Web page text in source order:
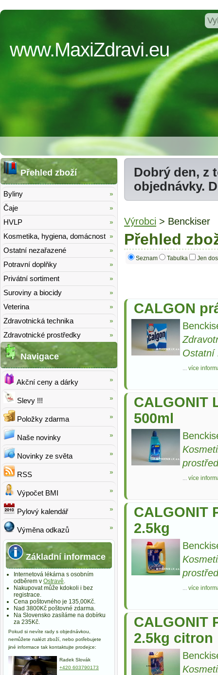
www.MaxiZdravi.eu
Dobrý den, z
objednávky.
Výrobci > Benckiser
Přehled
Seznam Tabulka Jen
CALGON
Ostatní
... více
CALGONIT
500ml
... více
CALGONIT
2.5kg
... více
CALGONIT
2.5kg citron
Přehled zboží
Byliny
Čaje
HVLP
Kosmetika, hygiena, domácnost
Ostatní nezařazené
Potravní doplňky
Privátní sortiment
Suroviny a biocidy
Veterina
Zdravotnická technika
Zdravotnické prostředky
Navigace
Akční ceny a dárky
Slevy !!!
Položky zdarma
Naše novinky
Novinky ze světa
RSS
Výpočet BMI
Pylový kalendář
Výměna odkazů
Základní informace
Internetová lékárna s osobním
odběrem v Ostravě.
Nakupovat může kdokoli i bez
registrace.
Cena poštovného je 135,00Kč.
Nad 3800Kč poštovné zdarma.
Na Slovensko zasíláme na dobírku
za 235Kč.
Pokud si nevíte rady s objednávkou,
nemůžete nalézt zboží, nebo potřebujete
jiné informace tak kontaktujte prodejce:
Radek Slovák
+420 603790173